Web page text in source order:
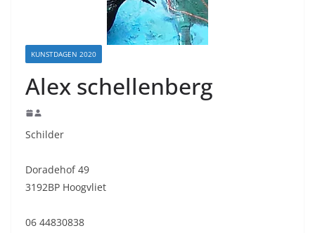
KUNSTDAGEN 2020
Alex schellenberg
Schilder
Doradehof 49
3192BP Hoogvliet
06 44830838